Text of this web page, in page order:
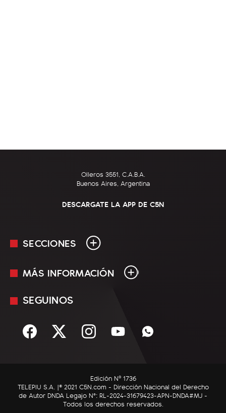
Olleros 3551, C.A.B.A.
Buenos Aires, Argentina
DESCARGATE LA APP DE C5N
SECCIONES
En Vivo
Sociedad
C5N Autos
RatingCero
MÁS INFORMACIÓN
Mediakit
Términos y condiciones
SEGUINOS
Edición Nº 1736
TELEPIU S.A. |© 2021 C5N.com - Dirección Nacional del Derecho
de Autor DNDA Legajo N°: RL-2024-31679423-APN-DNDA#MJ -
Todos los derechos reservados.